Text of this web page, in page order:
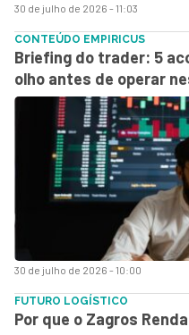
30 de julho de 2026 - 11:03
30 de julho de 2026 - 10:00
CONTEÚDO EMPIRICUS
Briefing do trader: 5
olho antes de operar
FUTURO LOGÍSTICO
Por que o Zagros Renda